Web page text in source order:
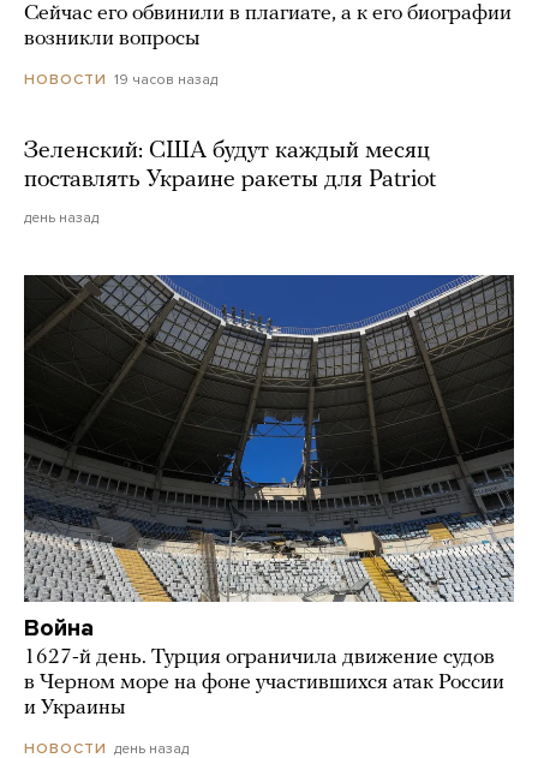
Сейчас его обвинили в плагиате, а к его биографии
возникли вопросы
НОВОСТИ 19 часов назад
Зеленский: США будут каждый месяц
поставлять Украине ракеты для Patriot
день назад
Война
1627-й день. Турция ограничила движение судов
в Черном море на фоне участившихся атак России
и Украины
НОВОСТИ день назад